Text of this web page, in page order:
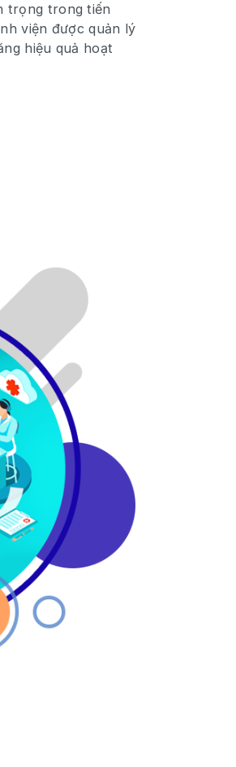
trọng trong tiến
viện được quản lý
hiệu quả hoạt